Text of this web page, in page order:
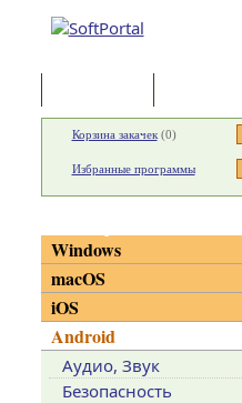
Корзина закачек(0)
Избранные программы
Windows
macOS
iOS
Android
Аудио, Звук
Безопасность